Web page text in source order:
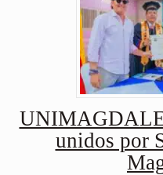
unidos por